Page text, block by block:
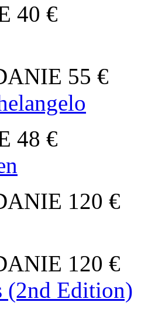
40 €
55 €
48 €
120 €
120 €
(2nd Edition)